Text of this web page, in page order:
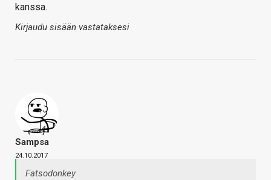
kanssa.
Kirjaudu sisään vastataksesi
Sampsa
24.10.2017
Fatsodonkey